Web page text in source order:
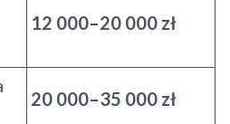
12 000–20 000 zł
20 000–35 000 zł